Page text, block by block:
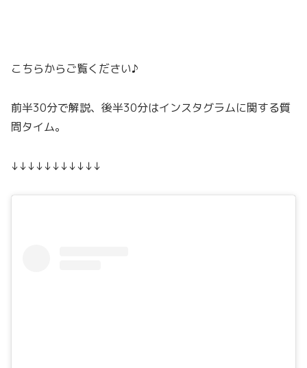
こちらからご覧ください♪
前半30分で解説、後半30分はインスタグラムに関する質
問タイム。
↓↓↓↓↓↓↓↓↓↓↓